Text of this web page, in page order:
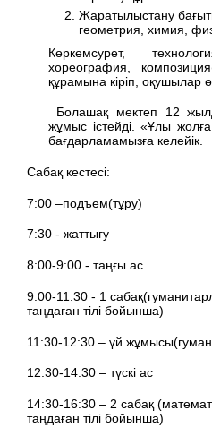
Жаратылыстану
геометрия, химия,
Көркемсурет,
хореография,
құрамына кіріп, оқушылар
Болашақ мектеп 12
жұмыс істейді. «Ұлы
бағдарламамызға келейік.
Сабақ кестесі:
7:00 –подъем(тұру)
7:30 - жаттығу
8:00-9:00 - таңғы ас
9:00-11:30 - 1
таңдаған тілі бойынша)
11:30-12:30 – үй
12:30-14:30 – түскі ас
14:30-16:30 – 2 сабақ
таңдаған тілі бойынша)